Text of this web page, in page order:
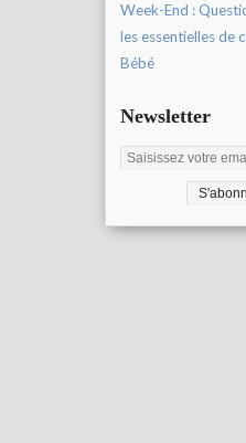
Week-End :
les essentielles de
Bébé
Newsletter